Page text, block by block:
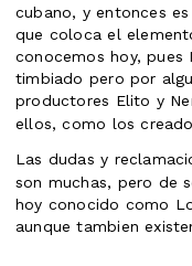
cubano, y entonces
que coloca el
conocemos hoy, pues
timbiado pero por
productores Elito y
ellos, como los
Las dudas y
son muchas, pero de
hoy conocido como
aunque tambien